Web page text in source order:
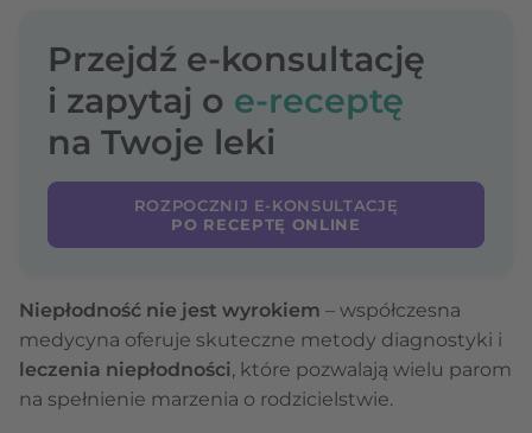
Przejdź e-konsultację
i zapytaj o e-receptę
na Twoje leki
ROZPOCZNIJ E-KONSULTACJĘ
PO RECEPTĘ ONLINE
Niepłodność nie jest wyrokiem – współczesna
medycyna oferuje skuteczne metody diagnostyki i
leczenia niepłodności, które pozwalają wielu parom
na spełnienie marzenia o rodzicielstwie.